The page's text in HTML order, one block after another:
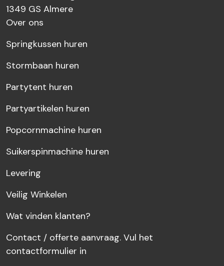
1349 GS Almere
Over ons
Springkussen huren
Stormbaan huren
Partytent huren
Partyartikelen huren
Popcornmachine huren
Suikerspinmachine huren
Levering
Veilig Winkelen
Wat vinden klanten?
Contact / offerte aanvraag. Vul het
contactformulier in